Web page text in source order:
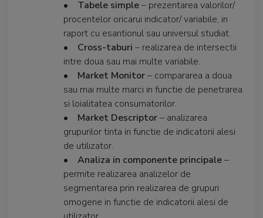
• Tabele simple– prezentarea valorilor/
procentelor oricarui indicator/ variabile, in
raport cu esantionul sau universul studiat.
• Cross-taburi – realizarea de intersectii
intre doua sau mai multe variabile.
•
Market Monitor– compararea a doua
sau mai multe marci in functie de penetrarea
si loialitatea consumatorilor.
•
Market Descriptor– analizarea
grupurilor tinta in functie de indicatorii alesi
de utilizator.
• Analiza in componente principale–
permite realizarea analizelor de
segmentarea prin realizarea de grupuri
omogene in functie de indicatorii alesi de